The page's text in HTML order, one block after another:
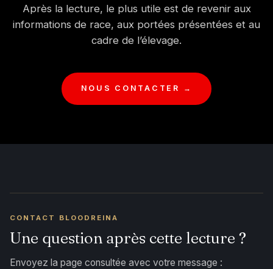
Après la lecture, le plus utile est de revenir aux
informations de race, aux portées présentées et au
cadre de l’élevage.
NOUS CONTACTER →
CONTACT BLOODREINA
Une question après cette lecture ?
Envoyez la page consultée avec votre message :